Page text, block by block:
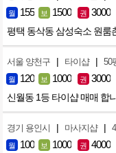
월 155 보 1500 권 3000
평택 동삭동 삼성숙소 원룸
서울 양천구 | 타이샵 | 50
월 120 보 1000 권 3000
신월동 1등 타이샵 매매 합
경기 용인시 | 마사지샵 |
월 100 보 1000 권 4000